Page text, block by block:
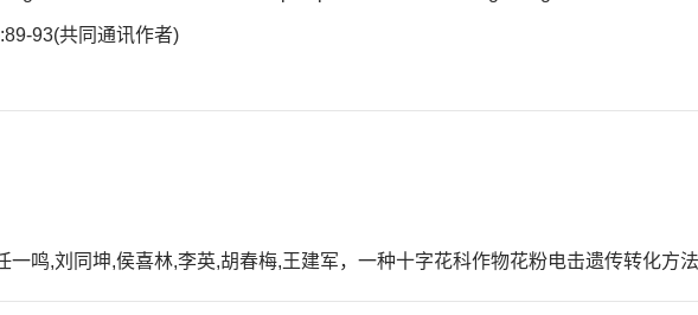
93(共同通讯作者)
一鸣,刘同坤,侯喜林,李英,胡春梅,王建军，一种十字花科作物花粉电击遗传转化方